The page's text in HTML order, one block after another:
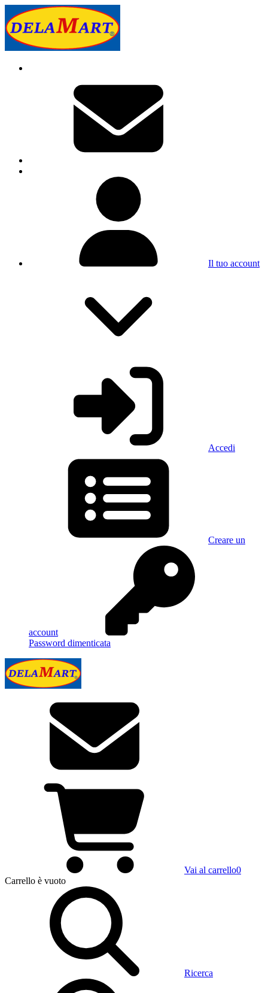
Il tuo account
Accedi
Creare un
account
Password dimenticata
Vai al carrello0
Carrello è vuoto
Ricerca